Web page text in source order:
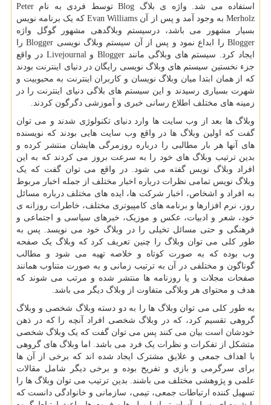
استفاده می شد. واژه ی بلاگ Blogتوسط فردی به نام Peter
Merholzبه وجود آمد و پس از آن Evan Williamsکه یک برنامه نویس
بسیار مشهور می باشد، درسیستم وبلاگدهی مشهور گوگل واژه
Bloggerرا ابداع نمود و پس از آن سیستم وبلاگ نویسی Bloggerرا
ایجاد کرد. سیستم های وبلاگی مانند Bloggerو Livejournal در واقع
جزء نخستین سیستم های وبلاگ نویسی رایگان در دنیای اینترنت بودند
که از همان ابتدا میان وبلاگ نویسان و کاربران اینترنت به محبوبیت و
شهرت بسیاری رسیدند و این سیستم های بلاگی دنیای اینترنت را در
زمینه های مختلف اطلاع رسانی خبری و آموزشی دگرگون کردند.
وبلاگ ها بعد از وب سایت ها وارد دنیای تکنولوژی شدند و می توان
گفت که اولین وبلاگ ها در واقع وب سایت هایی بودند که نویسنده
های آنها هر بار مطالبی را درباره روزمرگی هایشان منتشر کرده و
بدین ترتیب وبلاگ های خود را به سرعت بروز می کردند که به این
افراد وبلاگ نویس گفته می شود. در واقع می توان گفت که یک
وبلاگ نویس تمامی نظرات درباره اخبار مختلف از جمله اخبار مربوط
به افراد و اشخاص، اخبار شرکت ها، ایده های مختلف درباره مسائل
روز، نرم افزارها و برنامه های کامپیوتری مختلف، خاطرات روزانه ی
خود، شعر و ادبیات، عکس و موزیک، خبرهای سیاسی و اجتماعی و
فرهنگی و حتی مسائل تخیلی را در وبلاگ خود می نویسد. پس به
طور کلی می توان وبلاگ را چنین تعریف کرد که وبلاگ یک صفحه
وب بوده که به صورت کوتاه و خلاصه تهیه می شود و مطالب
گوناگون و مختلفی در آن به ترتیب زمانی و به صورت متناوب همانند
صفحات مجلات و یا روزنامه ها منتشر شده و مرتب می شوند که
هدف و محتوای هر وبلاگی متفاوت از وبلاگ دیگر می باشد.
به طور کلی می توان وبلاگ ها را به دو دسته وبلاگ شخصی و وبلاگ
گروهی تقسیم کرد، که در وبلاگ شخصی افراد آنچه را که در ذهن
خودشان است بیان می کنند پس می توان گفت که یک وبلاگ شخصی
متشکل از تفکرات و نظرات یک فرد می باشد. اما وبلاگ های گروهی
با اهداف جمعی و علایق مشترک ایجاد شده اند که برخی از آن ها
برای سرگرمی و بازی و تفریح بوده و برخی دیگر شامل مقالات
علمی و پژوهشی مختلف می باشند. بدین ترتیب می توان وبلاگ ها را
تسهیل کننده ارتباطات جمعی، تیمی، سازمانی و خانوادگی دانست که